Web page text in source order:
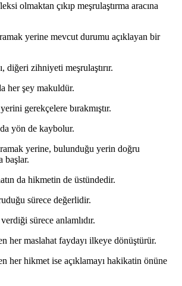
olmaktan çıkıp meşrulaştırma aracına
yerine mevcut durumu açıklayan bir
diğeri zihniyeti meşrulaştırır.
her şey makuldür.
gerekçelere bırakmıştır.
yön de kaybolur.
yerine, bulunduğu yerin doğru
başlar.
da hikmetin de üstündedir.
sürece değerlidir.
sürece anlamlıdır.
her maslahat faydayı ilkeye dönüştürür.
her hikmet ise açıklamayı hakikatin önüne